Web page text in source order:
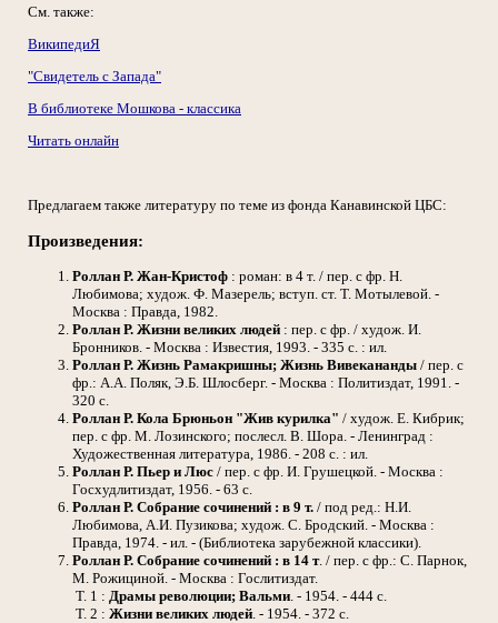
См. также:
ВикипедиЯ
"Свидетель с Запада"
В библиотеке Мошкова - классика
Читать онлайн
Предлагаем также литературу по теме из фонда Канавинской ЦБС:
Произведения:
Роллан Р. Жан-Кристоф : роман: в 4 т. / пер. с фр. Н.
Любимова; худож. Ф. Мазерель; вступ. ст. Т. Мотылевой. -
Москва : Правда, 1982.
Роллан Р. Жизни великих людей : пер. с фр. / худож. И.
Бронников. - Москва : Известия, 1993. - 335 с. : ил.
Роллан Р. Жизнь Рамакришны; Жизнь Вивекананды / пер. с
фр.: А.А. Поляк, Э.Б. Шлосберг. - Москва : Политиздат, 1991. -
320 с.
Роллан Р. Кола Брюньон "Жив курилка" / худож. Е. Кибрик;
пер. с фр. М. Лозинского; послесл. В. Шора. - Ленинград :
Художественная литература, 1986. - 208 с. : ил.
Роллан Р. Пьер и Люс / пер. с фр. И. Грушецкой. - Москва :
Госхудлитиздат, 1956. - 63 с.
Роллан Р. Собрание сочинений : в 9 т. / под ред.: Н.И.
Любимова, А.И. Пузикова; худож. С. Бродский. - Москва :
Правда, 1974. - ил. - (Библиотека зарубежной классики).
Роллан Р. Собрание сочинений : в 14 т. / пер. с фр.: С. Парнок,
М. Рожициной. - Москва : Гослитиздат.
Т. 1 : Драмы революции; Вальми. - 1954. - 444 с.
Т. 2 : Жизни великих людей. - 1954. - 372 с.